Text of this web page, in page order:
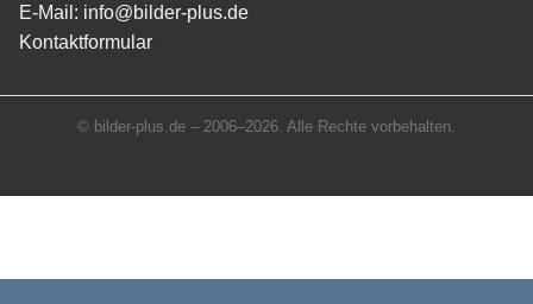
E-Mail: info@bilder-plus.de
Kontaktformular
© bilder-plus.de – 2006–2026. Alle Rechte vorbehalten.